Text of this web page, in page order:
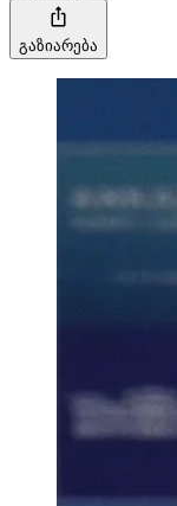
გაზიარება